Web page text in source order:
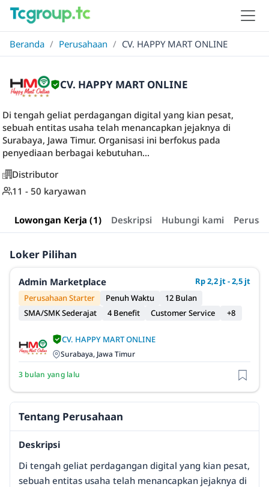
Beranda / Perusahaan / CV. HAPPY MART ONLINE
CV. HAPPY MART ONLINE
Di tengah geliat perdagangan digital yang kian pesat,
sebuah entitas usaha telah menancapkan jejaknya di
Surabaya, Jawa Timur. Organisasi ini berfokus pada
penyediaan berbagai kebutuhan...
Distributor
11 - 50 karyawan
Lowongan Kerja (1) Deskripsi Hubungi kami
Loker Pilihan
Admin Marketplace
Rp 2,2 jt - 2,5 jt
Perusahaan Starter
Penuh Waktu
12 Bulan
SMA/SMK Sederajat
4 Benefit Customer Service +8
CV. HAPPY MART ONLINE
Surabaya, Jawa Timur
3 bulan yang lalu
Tentang Perusahaan
Deskripsi
Di tengah geliat perdagangan digital yang kian pesat,
sebuah entitas usaha telah menancapkan jejaknya di